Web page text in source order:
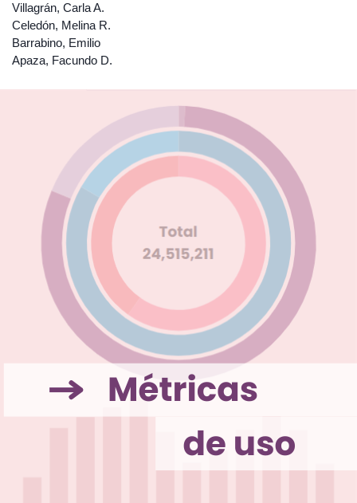
Villagrán, Carla A.
Celedón, Melina R.
Barrabino, Emilio
Apaza, Facundo D.